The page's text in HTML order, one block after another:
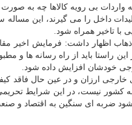
واردات بی رویه کالاها چه به
داخل را می گیرند، این
با تاخیر همراه شود.
اظهار داشت: فرمایش اخیر
راستا باید از راه رسانه ها و
خودشان افزایش داده شود.
خارجی ارزان و در عین حال فاقد
کشور نیست، در این شرایط
ضربه ای سنگین به اقتصاد و